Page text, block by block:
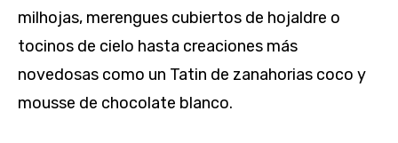
milhojas, merengues cubiertos de hojaldre o
tocinos de cielo hasta creaciones más
novedosas como un Tatin de zanahorias coco y
mousse de chocolate blanco.